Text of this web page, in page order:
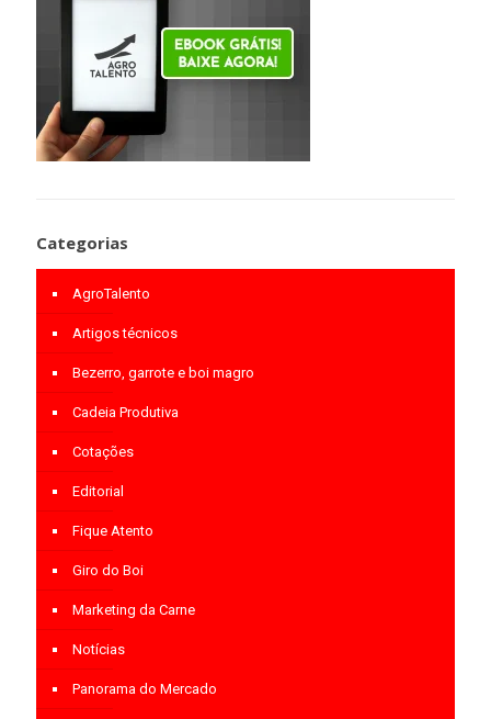
Categorias
AgroTalento
Artigos técnicos
Bezerro, garrote e boi magro
Cadeia Produtiva
Cotações
Editorial
Fique Atento
Giro do Boi
Marketing da Carne
Notícias
Panorama do Mercado